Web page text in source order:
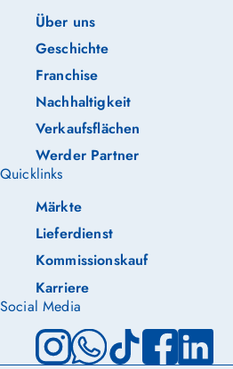
Über uns
Geschichte
Franchise
Nachhaltigkeit
Verkaufsflächen
Werder Partner
Quicklinks
Märkte
Lieferdienst
Kommissionskauf
Karriere
Social Media
InstagramWhatsApp
TikTokFacebook